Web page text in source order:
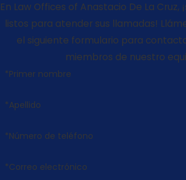
En Law Offices of Anastacio De La Cruz,
listos para atender sus llamadas!
el siguiente formulario para
miembros de nuestro
*Primer nombre
*Apellido
*Número de teléfono
*Correo electrónico